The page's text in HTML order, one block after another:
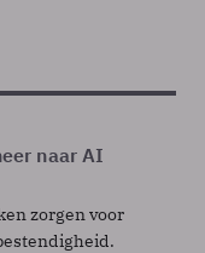
naar AI
zorgen voor